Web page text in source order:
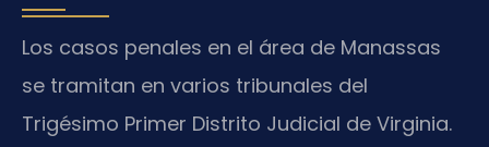
Los casos penales en el área de Manassas
se tramitan en varios tribunales del
Trigésimo Primer Distrito Judicial de Virginia.